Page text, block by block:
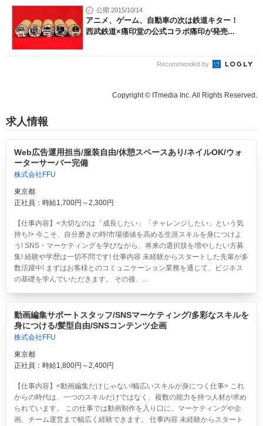
公開 2015/10/14
アニメ、ゲーム、自動車の次は鉄道キター！
西武鉄道×痛印堂の公式コラボ痛印が発売...
Recommended by
Copyright © ITmedia Inc. All Rights Reserved.
求人情報
Web広告運用担当/服装自由/休憩スペースあり/ネイルOK/ウォ
ーターサーバー完備
株式会社FFU
東京都
正社員：時給1,700円～2,300円
【仕事内容】<大切なのは「成長したい」「チャレンジしたい」という気
持ち!> 今こそ、自分磨きの時!市場価値を高める生涯スキルを身につけよ
う! SNS・マーケティングを学びながら、将来の選択肢を増やしたい方募
集! 経験や学歴は一切不問です! 仕事内容 未経験からスタートした先輩が多
数活躍中! まずはお客様とのコミュニケーション業務を通じて、ビジネス
の基礎を学んでいただきます。 その後、...
動画編集サポートスタッフ/SNSマーケティング/多彩なスキルを
身につける/髪型自由/SNSコンテンツ企画
株式会社FFU
東京都
正社員：時給1,800円～2,400円
【仕事内容】<動画編集だけじゃない!幅広いスキルが身につく仕事> これ
からの時代は、一つのスキルだけではなく、複数の能力を持つ人材が求め
られています。 この仕事では動画制作を入り口に、マーケティングや企
画、チーム運営まで幅広く経験できます。 仕事内容 未経験からスタート